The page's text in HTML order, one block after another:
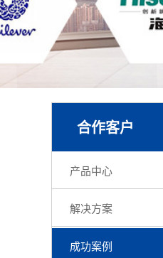
合作客户
产品中心
解决方案
成功案例